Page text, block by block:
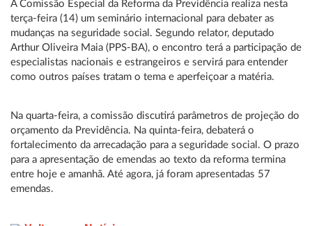
A Comissão Especial da Reforma da Previdência realiza nesta
terça-feira (14) um seminário internacional para debater as
mudanças na seguridade social. Segundo relator, deputado
Arthur Oliveira Maia (PPS-BA), o encontro terá a participação de
especialistas nacionais e estrangeiros e servirá para entender
como outros países tratam o tema e aperfeiçoar a matéria.
Na quarta-feira, a comissão discutirá parâmetros de projeção do
orçamento da Previdência. Na quinta-feira, debaterá o
fortalecimento da arrecadação para a seguridade social. O prazo
para a apresentação de emendas ao texto da reforma termina
entre hoje e amanhã. Até agora, já foram apresentadas 57
emendas.